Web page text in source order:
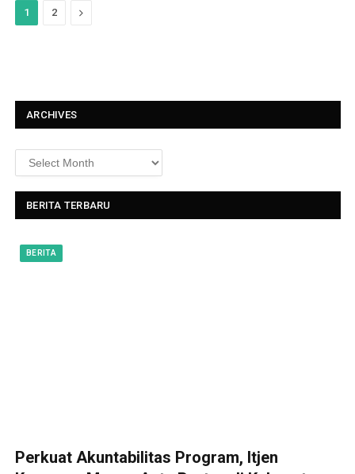
1 2
N
ARCHIVES
BERITA TERBARU
BERITA
Perkuat Akuntabilitas Program, Itjen